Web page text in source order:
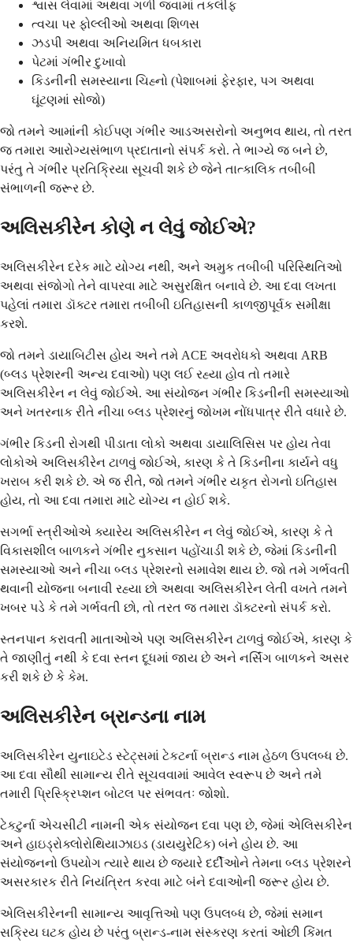
શ્વાસ લેવામાં અથવા ગળી જવામાં તકલીફ
ત્વચા પર ફોલ્લીઓ અથવા શિળસ
ઝડપી અથવા અનિયમિત ધબકારા
પેટમાં ગંભીર દુખાવો
કિડનીની સમસ્યાના ચિહ્નો (પેશાબમાં ફેરફાર, પગ અથવા
ઘૂંટણમાં સોજો)
જો તમને આમાંની કોઈપણ ગંભીર આડઅસરોનો અનુભવ થાય, તો તરત
જ તમારા આરોગ્યસંભાળ પ્રદાતાનો સંપર્ક કરો. તે ભાગ્યે જ બને છે,
પરંતુ તે ગંભીર પ્રતિક્રિયા સૂચવી શકે છે જેને તાત્કાલિક તબીબી
સંભાળની જરૂર છે.
અલિસકીરેન કોણે ન લેવું જોઈએ?
અલિસકીરેન દરેક માટે યોગ્ય નથી, અને અમુક તબીબી પરિસ્થિતિઓ
અથવા સંજોગો તેને વાપરવા માટે અસુરક્ષિત બનાવે છે. આ દવા લખતા
પહેલાં તમારા ડૉક્ટર તમારા તબીબી ઇતિહાસની કાળજીપૂર્વક સમીક્ષા
કરશે.
જો તમને ડાયાબિટીસ હોય અને તમે ACE અવરોધકો અથવા ARB
(બ્લડ પ્રેશરની અન્ય દવાઓ) પણ લઈ રહ્યા હોવ તો તમારે
અલિસકીરેન ન લેવું જોઈએ. આ સંયોજન ગંભીર કિડનીની સમસ્યાઓ
અને ખતરનાક રીતે નીચા બ્લડ પ્રેશરનું જોખમ નોંધપાત્ર રીતે વધારે છે.
ગંભીર કિડની રોગથી પીડાતા લોકો અથવા ડાયાલિસિસ પર હોય તેવા
લોકોએ અલિસકીરેન ટાળવું જોઈએ, કારણ કે તે કિડનીના કાર્યને વધુ
ખરાબ કરી શકે છે. એ જ રીતે, જો તમને ગંભીર યકૃત રોગનો ઇતિહાસ
હોય, તો આ દવા તમારા માટે યોગ્ય ન હોઈ શકે.
સગર્ભા સ્ત્રીઓએ ક્યારેય અલિસકીરેન ન લેવું જોઈએ, કારણ કે તે
વિકાસશીલ બાળકને ગંભીર નુકસાન પહોંચાડી શકે છે, જેમાં કિડનીની
સમસ્યાઓ અને નીચા બ્લડ પ્રેશરનો સમાવેશ થાય છે. જો તમે ગર્ભવતી
થવાની યોજના બનાવી રહ્યા છો અથવા અલિસકીરેન લેતી વખતે તમને
ખબર પડે કે તમે ગર્ભવતી છો, તો તરત જ તમારા ડૉક્ટરનો સંપર્ક કરો.
સ્તનપાન કરાવતી માતાઓએ પણ અલિસકીરેન ટાળવું જોઈએ, કારણ કે
તે જાણીતું નથી કે દવા સ્તન દૂધમાં જાય છે અને નર્સિંગ બાળકને અસર
કરી શકે છે કે કેમ.
અલિસકીરેન બ્રાન્ડના નામ
અલિસકીરેન યુનાઇટેડ સ્ટેટ્સમાં ટેકટર્ના બ્રાન્ડ નામ હેઠળ ઉપલબ્ધ છે.
આ દવા સૌથી સામાન્ય રીતે સૂચવવામાં આવેલ સ્વરૂપ છે અને તમે
તમારી પ્રિસ્ક્રિપ્શન બોટલ પર સંભવતઃ જોશો.
ટેકટુર્ના એચસીટી નામની એક સંયોજન દવા પણ છે, જેમાં એલિસકીરેન
અને હાઇડ્રોક્લોરોથિયાઝાઇડ (ડાયયુરેટિક) બંને હોય છે. આ
સંયોજનનો ઉપયોગ ત્યારે થાય છે જ્યારે દર્દીઓને તેમના બ્લડ પ્રેશરને
અસરકારક રીતે નિયંત્રિત કરવા માટે બંને દવાઓની જરૂર હોય છે.
એલિસકીરેનની સામાન્ય આવૃત્તિઓ પણ ઉપલબ્ધ છે, જેમાં સમાન
સક્રિય ઘટક હોય છે પરંતુ બ્રાન્ડ-નામ સંસ્કરણ કરતાં ઓછી કિંમત